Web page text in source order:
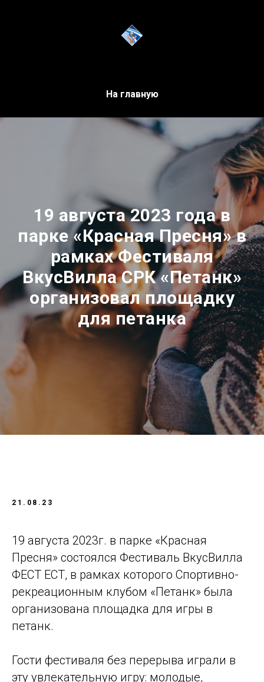
На главную
19 августа 2023 года в
парке «Красная Пресня» в
рамках Фестиваля
ВкусВилла СРК «Петанк»
организовал площадку
для петанка
21.08.23
19 августа 2023г. в парке «Красная
Пресня» состоялся Фестиваль ВкусВилла
ФЕСТ ЕСТ, в рамках которого Спортивно-
рекреационным клубом «Петанк» была
организована площадка для игры в
петанк.
Гости фестиваля без перерыва играли в
эту увлекательную игру: молодые,